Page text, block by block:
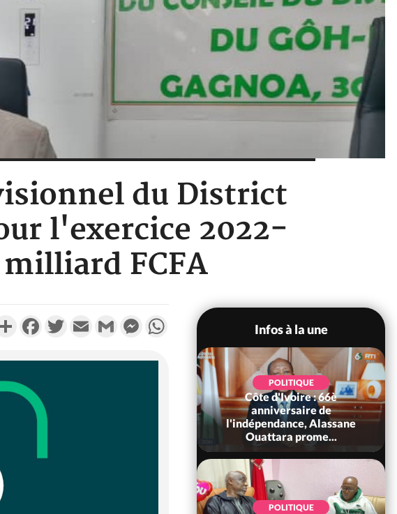
du District
l'exercice 2022-
FCFA
PartagerFacebookTwitterEmail Gmail MessengerWhatsApp
Infos à la une
d'absence de Biya, Hiram
Iyodi appelle le conseil
POLITIQUE
Côte d'Ivoire : 66è
anniversaire de
l'indépendance, Alassane
Ouattara prome...
POLITIQUE